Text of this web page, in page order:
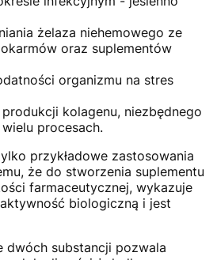
żelaza niehemowego ze
oraz suplementów
organizmu na stres
kolagenu, niezbędnego
procesach.
przykładowe zastosowania
że do stworzenia suplementu
farmaceutycznej, wykazuje
biologiczną i jest
dwóch substancji pozwala